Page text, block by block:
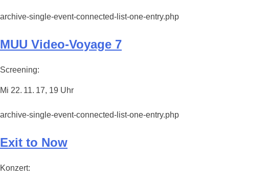
archive-single-event-connected-list-one-entry.php
MUU Video-Voyage 7
Screening:
Mi 22. 11. 17, 19 Uhr
archive-single-event-connected-list-one-entry.php
Exit to Now
Konzert: